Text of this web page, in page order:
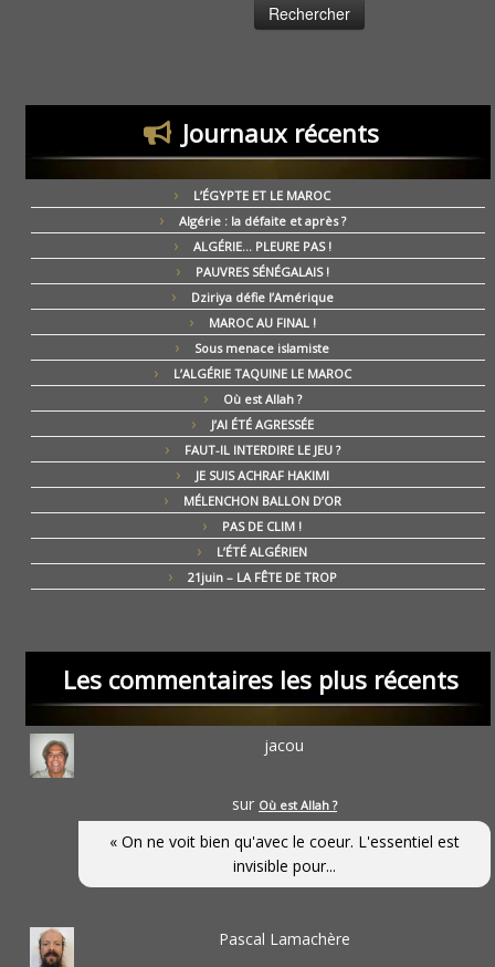
Journaux récents
L’ÉGYPTE ET LE MAROC
Algérie : la défaite et après ?
ALGÉRIE… PLEURE PAS !
PAUVRES SÉNÉGALAIS !
Dziriya défie l’Amérique
MAROC AU FINAL !
Sous menace islamiste
L’ALGÉRIE TAQUINE LE MAROC
Où est Allah ?
J’AI ÉTÉ AGRESSÉE
FAUT-IL INTERDIRE LE JEU ?
JE SUIS ACHRAF HAKIMI
MÉLENCHON BALLON D’OR
PAS DE CLIM !
L’ÉTÉ ALGÉRIEN
21juin – LA FÊTE DE TROP
Les commentaires les plus récents
jacou
sur Où est Allah ?
« On ne voit bien qu'avec le coeur. L'essentiel est
invisible pour...
Pascal Lamachère